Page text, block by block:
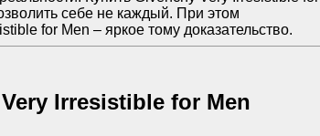
себе не каждый. При этом
for Men – яркое тому доказательство.
Irresistible for Men